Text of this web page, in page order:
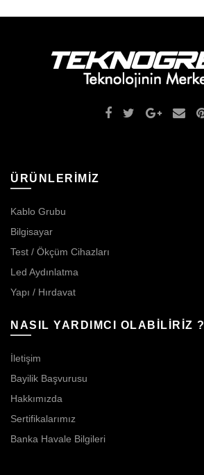
ÜRÜNLERİMİZ
Kablo Grubu
Bilgisayar
Test / Ökçüm Cihazları
Led Aydınlatma
Yapı / Hırdavat
NASIL YARDIMCI OLABİLİRİZ ?
İletişim
Bayilik Başvurusu
Hakkımızda
Sertifikalarımız
Banka Havale Bilgileri